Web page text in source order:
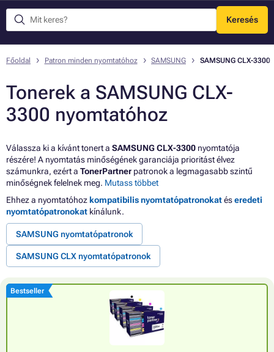
Keresés
Menü
Főoldal Patron minden nyomtatóhoz SAMSUNG SAMSUNG CLX-3300
Tonerek a SAMSUNG CLX-
3300 nyomtatóhoz
Válassza ki a kívánt tonert a SAMSUNG CLX-3300 nyomtatója
részére! A nyomtatás minőségének garanciája prioritást élvez
számunkra, ezért a TonerPartner patronok a legmagasabb szintű
minőségnek felelnek meg. Mutass többet
Ehhez a nyomtatóhoz kompatibilis nyomtatópatronokatéseredeti
nyomtatópatronokat kínálunk.
SAMSUNG nyomtatópatronok
SAMSUNG CLX nyomtatópatronok
Bestseller